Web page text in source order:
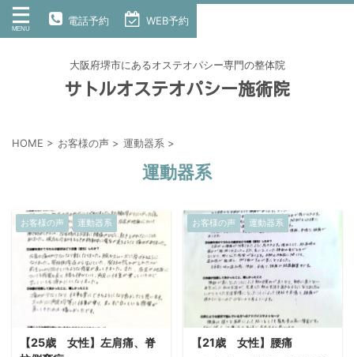
電話予約 WEB予約
大阪府堺市にあるオステオパシー専門の整体院
サトルオステオパシー施術院
HOME > お客様の声 > 運動器系 >
運動器系
お客様の声 運動器系
【25歳 女性】左肩痛、脊
お客様の声 運動器系
【21歳 女性】腰痛